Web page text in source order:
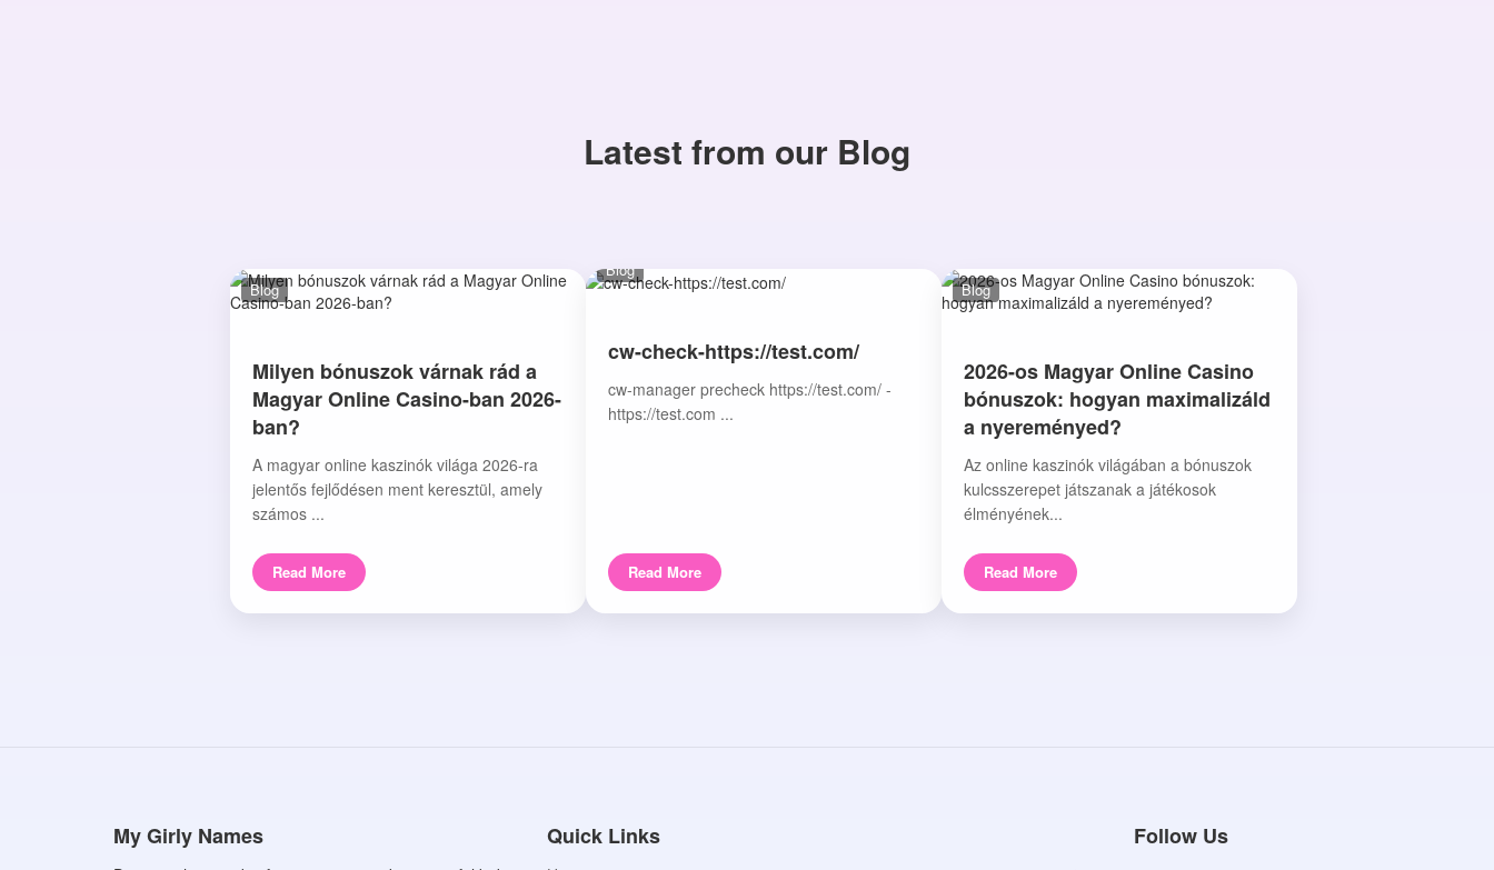
Latest from our Blog
Blog
Milyen bónuszok várnak rád a
Magyar Online Casino-ban 2026-
ban?
A magyar online kaszinók világa 2026-ra
jelentős fejlődésen ment keresztül, amely
számos ...
Read More
Blog
cw-check-https://test.com/
cw-manager precheck https://test.com/ -
https://test.com ...
Read More
Blog
2026-os Magyar Online Casino
bónuszok: hogyan maximalizáld
a nyereményed?
Az online kaszinók világában a bónuszok
kulcsszerepet játszanak a játékosok
élményének...
Read More
My Girly Names Quick Links Follow Us